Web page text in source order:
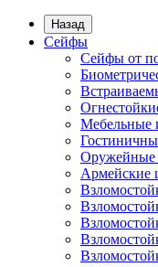
Назад
Сейфы
Сейфы от
Мебельные
Армейские